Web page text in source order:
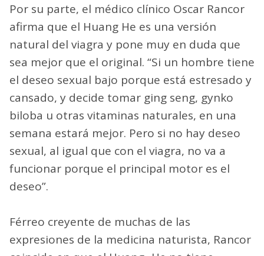
Por su parte, el médico clínico Oscar Rancor
afirma que el Huang He es una versión
natural del viagra y pone muy en duda que
sea mejor que el original. “Si un hombre tiene
el deseo sexual bajo porque está estresado y
cansado, y decide tomar ging seng, gynko
biloba u otras vitaminas naturales, en una
semana estará mejor. Pero si no hay deseo
sexual, al igual que con el viagra, no va a
funcionar porque el principal motor es el
deseo”.
Férreo creyente de muchas de las
expresiones de la medicina naturista, Rancor